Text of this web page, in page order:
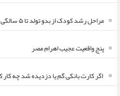
مراحل رشد کودک از بدو تولد تا ۵ سالگی
پنج واقعیت عجیب اهرام مصر
اگر کارت بانکی گم یا دزدیده شد چه کار